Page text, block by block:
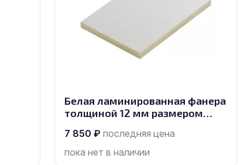
Белая ламинированная фанера
толщиной 12 мм размером
7 850 ₽ последняя цена
пока нет в наличии